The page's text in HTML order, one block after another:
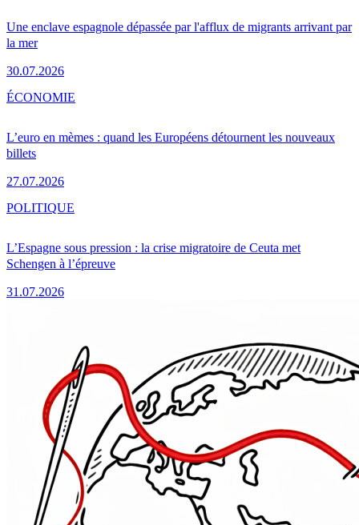
Une enclave espagnole dépassée par l'afflux de migrants arrivant par
la mer
30.07.2026
L’euro en mèmes : quand les Européens détournent les nouveaux
billets
27.07.2026
ÉCONOMIE
L’Espagne sous pression : la crise migratoire de Ceuta met
Schengen à l’épreuve
31.07.2026
POLITIQUE